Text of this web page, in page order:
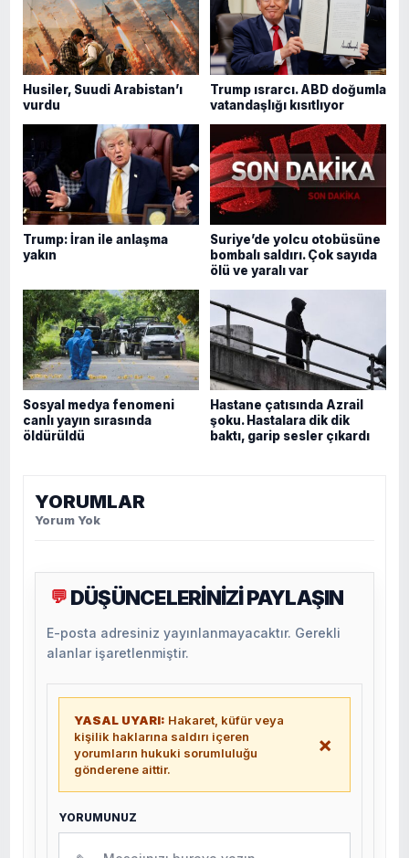
Husiler, Suudi Arabistan’ı
vurdu
Trump ısrarcı. ABD doğumla
vatandaşlığı kısıtlıyor
Trump: İran ile anlaşma
yakın
Suriye’de yolcu otobüsüne
bombalı saldırı. Çok sayıda
ölü ve yaralı var
Sosyal medya fenomeni
canlı yayın sırasında
öldürüldü
Hastane çatısında Azrail
şoku. Hastalara dik dik
baktı, garip sesler çıkardı
YORUMLAR
Yorum Yok
💬 DÜŞÜNCELERİNİZİ PAYLAŞIN
E-posta adresiniz yayınlanmayacaktır. Gerekli
alanlar işaretlenmiştir.
YASAL UYARI: Hakaret, küfür veya
kişilik haklarına saldırı içeren
yorumların hukuki sorumluluğu
gönderene aittir.
×
YORUMUNUZ